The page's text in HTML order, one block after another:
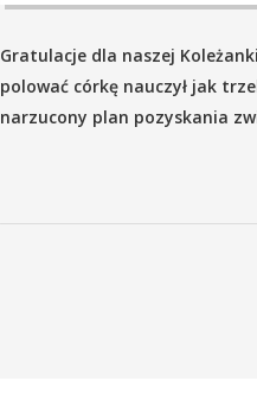
Gratulacje dla naszej
polować córkę nauczył jak
narzucony plan pozyskania